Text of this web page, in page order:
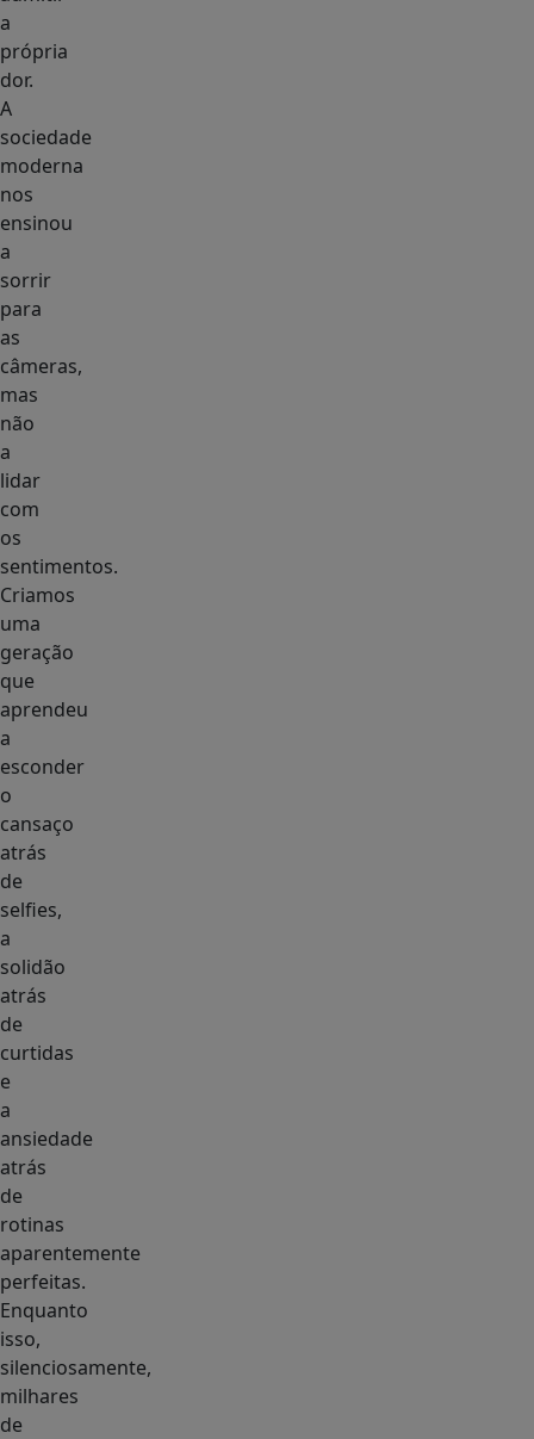
a
própria
dor.
A
sociedade
moderna
nos
ensinou
a
sorrir
para
as
câmeras,
mas
não
a
lidar
com
os
sentimentos.
Criamos
uma
geração
que
aprendeu
a
esconder
o
cansaço
atrás
de
selfies,
a
solidão
atrás
de
curtidas
e
a
ansiedade
atrás
de
rotinas
aparentemente
perfeitas.
Enquanto
isso,
silenciosamente,
milhares
de